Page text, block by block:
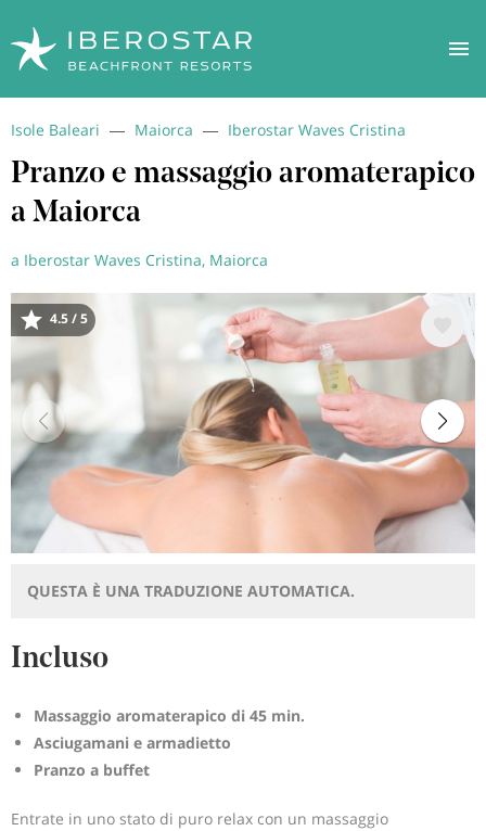
Salta
al
contenuto
principale
Isole Baleari Maiorca Iberostar Waves Cristina
Pranzo e massaggio aromaterapico
a Maiorca
a Iberostar Waves Cristina, Maiorca
Immagine
4.5 / 5
QUESTA È UNA TRADUZIONE AUTOMATICA.
Incluso
Massaggio aromaterapico di 45 min.
Asciugamani e armadietto
Pranzo a buffet
Entrate in uno stato di puro relax con un massaggio